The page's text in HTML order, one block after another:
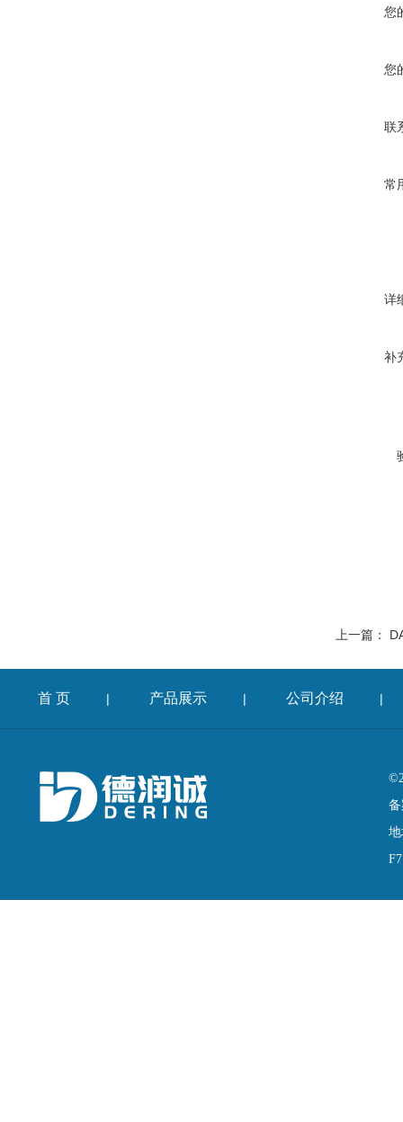
您
您
联
常
详
补
上一篇：
首 页 | 产品展示 | 公司介绍 |
备